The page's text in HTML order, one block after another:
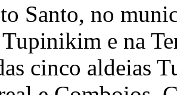
Santo, no
e na
cinco aldeias